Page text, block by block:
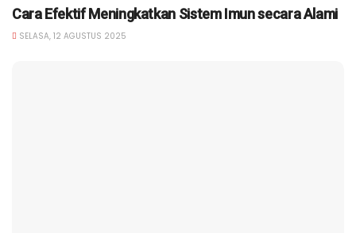
Cara Efektif Meningkatkan Sistem Imun secara Alami
SELASA, 12 AGUSTUS 2025